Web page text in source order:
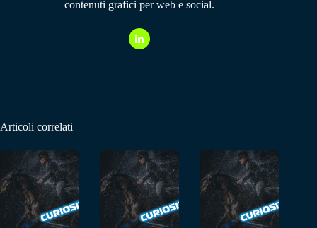
contenuti grafici per web e social.
Articoli correlati